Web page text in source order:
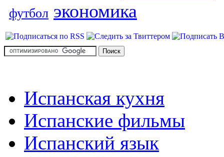
футбол экономика
Испанская кухня
Испанские фильмы
Испанский язык